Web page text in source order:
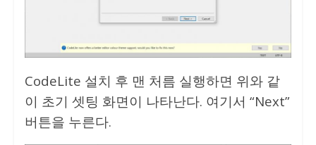
CodeLite 설치 후 맨 처름 실행하면 위와 같
이 초기 셋팅 화면이 나타난다. 여기서 “Next”
버튼을 누른다.